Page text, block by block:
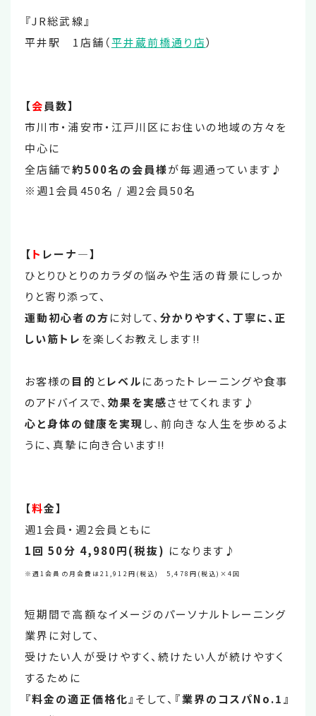
『JR総武線』
平井駅 1店舗（平井蔵前橋通り店）
【会員数】
市川市・浦安市・江戸川区にお住いの地域の方々を
中心に
全店舗で約500名の会員様が毎週通っています♪
※週1会員450名 / 週2会員50名
【ト レーナ―】
ひとりひとりのカラダの悩みや生活の背景にしっか
りと寄り添って、
運動初心者の方に対して、分かりやすく、丁寧に、正
しい筋トレ を楽しくお教えします‼
お客様の目的 とレベルにあったトレーニングや食事
のアドバイスで、 効果を実感させてくれます♪
心と身体の健康を実現し、前向きな人生を歩めるよ
うに、真摯に向き合います‼
【料金】
週1会員・週2会員ともに
1回 50分 4,980円(税抜) になります♪
※週1会員の月会費は21,912円(税込) 5,478円(税込)×4回
短期間で高額なイメージのパーソナルトレーニング
業界に対して、
受けたい人が受けやすく、続けたい人が続けやすく
するために
『料金の適正価格化 』そして、『業界のコスパNo.1』